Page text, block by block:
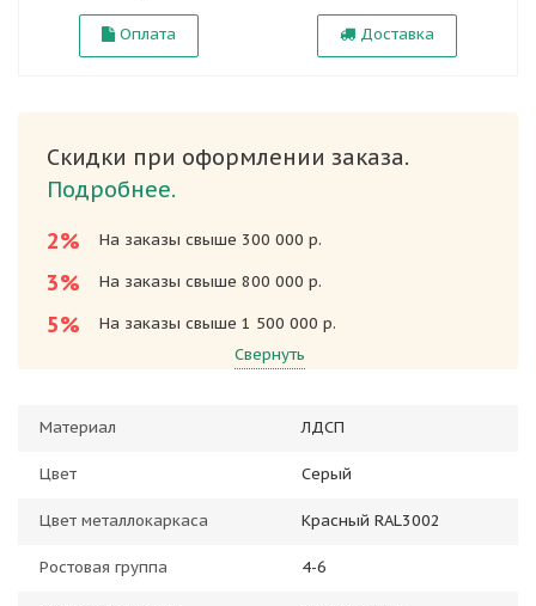
Оплата Доставка
Скидки при оформлении заказа.
Подробнее.
2%
На заказы свыше 300 000 р.
3% На заказы свыше 800 000 р.
5%
На заказы свыше 1 500 000 р.
Свернуть
Материал ЛДСП
Цвет Серый
Цвет металлокаркаса Красный RAL3002
Ростовая группа 4-6